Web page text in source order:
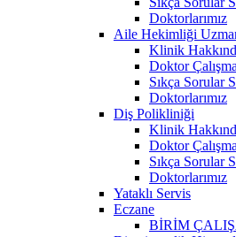
Doktorlarımız
Aile Hekimliği
Klinik
Doktor
Sıkça Sorular
Doktorlarımız
Diş Polikliniği
Klinik
Doktor
Sıkça Sorular
Doktorlarımız
Yataklı Servis
Eczane
BİRİM